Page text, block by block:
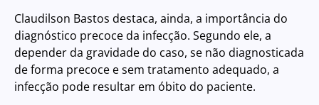
Claudilson Bastos destaca, ainda, a importância do
diagnóstico precoce da infecção. Segundo ele, a
depender da gravidade do caso, se não diagnosticada
de forma precoce e sem tratamento adequado, a
infecção pode resultar em óbito do paciente.